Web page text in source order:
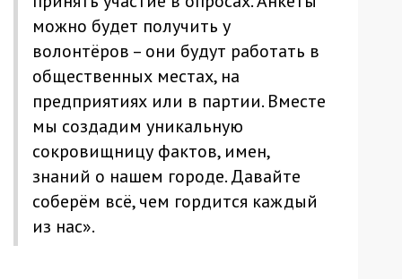
можно будет получить у
волонтёров – они будут работать в
общественных местах, на
предприятиях или в партии. Вместе
мы создадим уникальную
сокровищницу фактов, имен,
знаний о нашем городе. Давайте
соберём всё, чем гордится каждый
из нас».